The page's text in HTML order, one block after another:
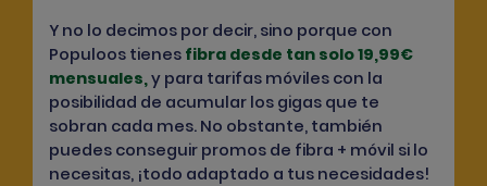
Y no lo decimos por decir, sino porque con
Populoos tienes fibra desde tan solo 19,99€
mensuales,y para tarifas móviles con la
posibilidad de acumular los gigas que te
sobran cada mes. No obstante, también
puedes conseguir promos de fibra + móvil si lo
necesitas, ¡todo adaptado a tus necesidades!